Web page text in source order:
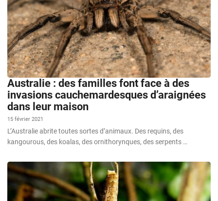
Australie : des familles font face à des
invasions cauchemardesques d’araignées
dans leur maison
15 février 2021
L’Australie abrite toutes sortes d’animaux. Des requins, des
kangourous, des koalas, des ornithorynques, des serpents …